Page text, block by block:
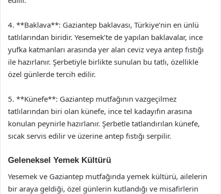
4. **Baklava**: Gaziantep baklavası, Türkiye’nin en ünlü
tatlılarından biridir. Yesemek’te de yapılan baklavalar, ince
yufka katmanları arasında yer alan ceviz veya antep fıstığı
ile hazırlanır. Şerbetiyle birlikte sunulan bu tatlı, özellikle
özel günlerde tercih edilir.
5. **Künefe**: Gaziantep mutfağının vazgeçilmez
tatlılarından biri olan künefe, ince tel kadayıfın arasına
konulan peynirle hazırlanır. Şerbetle tatlandırılan künefe,
sıcak servis edilir ve üzerine antep fıstığı serpilir.
Geleneksel Yemek Kültürü
Yesemek ve Gaziantep mutfağında yemek kültürü, ailelerin
bir araya geldiği, özel günlerin kutlandığı ve misafirlerin